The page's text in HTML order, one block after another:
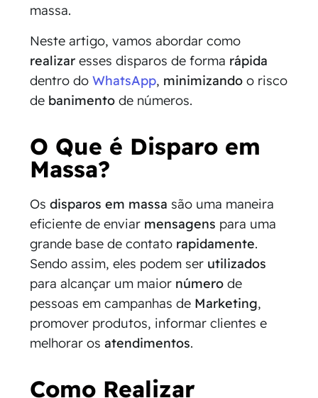
massa.
Neste artigo, vamos abordar como
realizaresses disparos de forma rápida
dentro doWhatsApp, minimizandoo risco
de banimentode números.
O Que é Disparo em
Massa?
Osdisparos em massa são uma maneira
eficiente de enviar mensagens para uma
grande base de contato rapidamente.
Sendo assim, eles podem ser utilizados
para alcançar um maior númerode
pessoas em campanhas de Marketing,
promover produtos, informar clientes e
melhorar osatendimentos.
Como Realizar